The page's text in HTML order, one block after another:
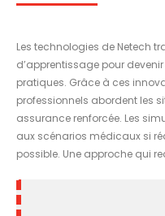
Les technologies de Netech
d’apprentissage pour
pratiques. Grâce à ces
professionnels abordent les
assurance renforcée. Les
aux scénarios médicaux si
possible. Une approche qui